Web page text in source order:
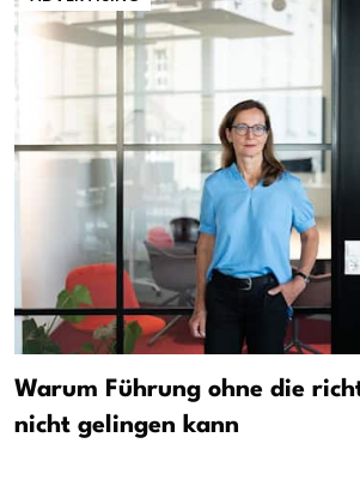
Warum Führung ohne die
nicht gelingen kann